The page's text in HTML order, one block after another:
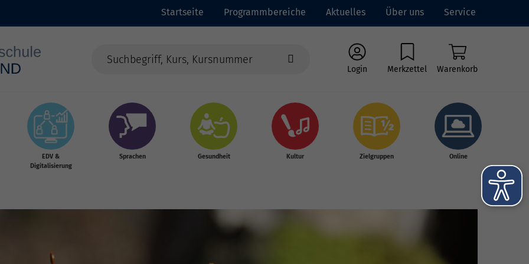
Startseite Programmbereiche Aktuelles Über uns Service
Login Merkzettel Warenkorb
EDV &
Digitalisierung
Sprachen Gesundheit Kultur Zielgruppen Online